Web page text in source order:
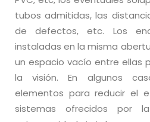
tubos admitidas, las
de defectos, etc. Los
instaladas en la misma
un espacio vacío entre ellas
la visión. En algunos
elementos para reducir el
sistemas ofrecidos por